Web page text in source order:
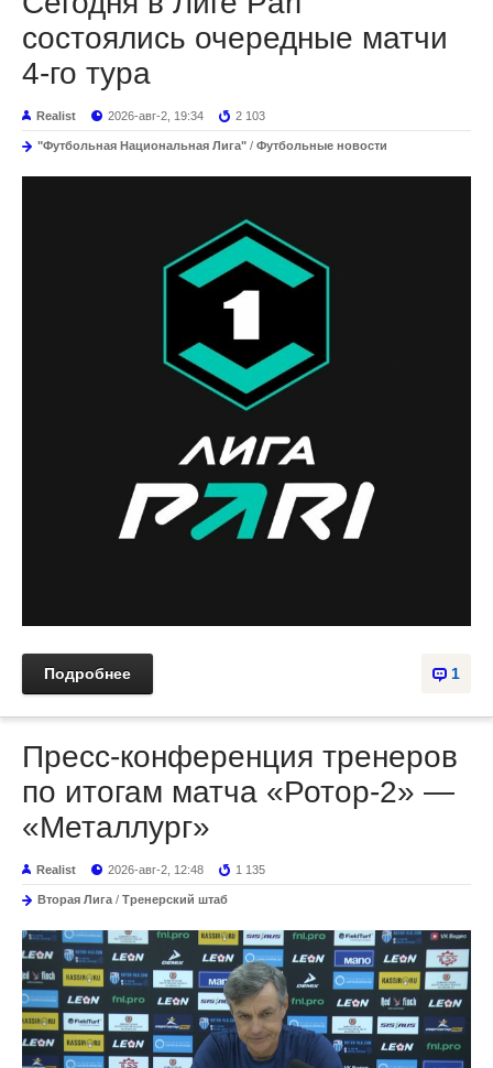
состоялись очередные матчи
4-го тура
Realist 2026-авг-2, 19:34 2 103
"Футбольная Национальная Лига" / Футбольные новости
1
Подробнее
Пресс-конференция тренеров
по итогам матча «Ротор-2» —
«Металлург»
Realist 2026-авг-2, 12:48 1 135
Вторая Лига / Тренерский штаб